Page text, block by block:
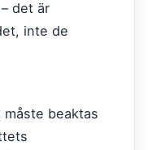
det är
inte de
beaktas